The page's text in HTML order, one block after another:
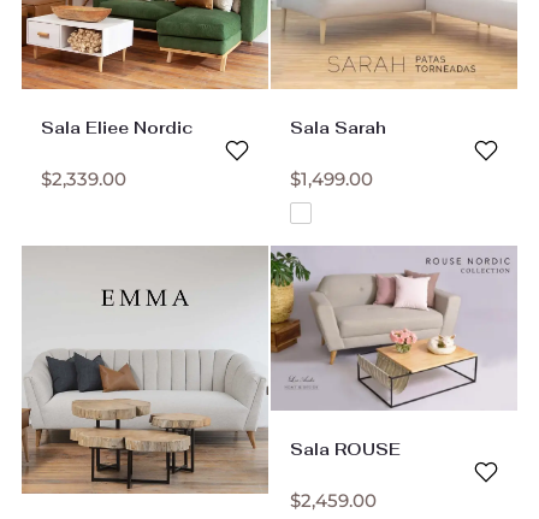
Sala Eliee Nordic
$2,339.00
Sala Sarah
$1,499.00
Sala ROUSE
$2,459.00